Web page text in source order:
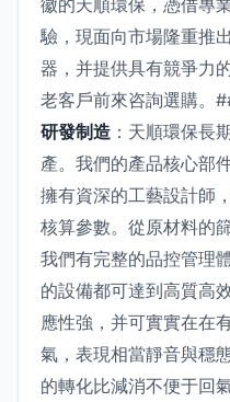
徽的天順環保，憑借專
驗，現面向市場隆重推
器，并提供具有競爭力
老客戶前來咨詢選購。
研發制造 ：天順環保長
產。我們的產品核心部
擁有資深的工藝設計師
核算參數。從原材料的
我們有完整的品控管理
的設備都可達到高質高
應性強，并可實實在在
氣，表現相當靜音與穩
的轉化比減消不便于回